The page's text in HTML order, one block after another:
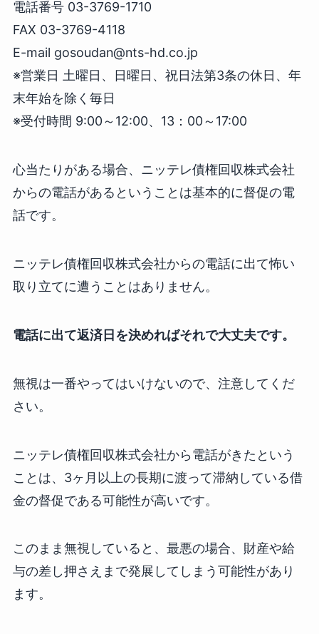
電話番号 03-3769-1710
FAX 03-3769-4118
E-mail gosoudan@nts-hd.co.jp
※営業日 土曜日、日曜日、祝日法第3条の休日、年
末年始を除く毎日
※受付時間 9:00～12:00、13：00～17:00
心当たりがある場合、ニッテレ債権回収株式会社
からの電話があるということは基本的に督促の電
話です。
ニッテレ債権回収株式会社からの電話に出て怖い
取り立てに遭うことはありません。
電話に出て返済日を決めればそれで大丈夫です。
無視は一番やってはいけないので、注意してくだ
さい。
ニッテレ債権回収株式会社から電話がきたという
ことは、3ヶ月以上の長期に渡って滞納している借
金の督促である可能性が高いです。
このまま無視していると、最悪の場合、財産や給
与の差し押さえまで発展してしまう可能性があり
ます。